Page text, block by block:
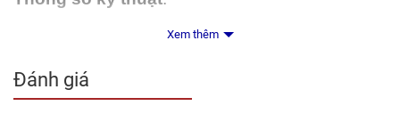
Tính phản ứng: 12.1
Lớp gỗ: 5W+2SALC
Trọng lượng tay cầm cầm theo kiểu bắt tay: ~89
Xem thêm
Đánh giá